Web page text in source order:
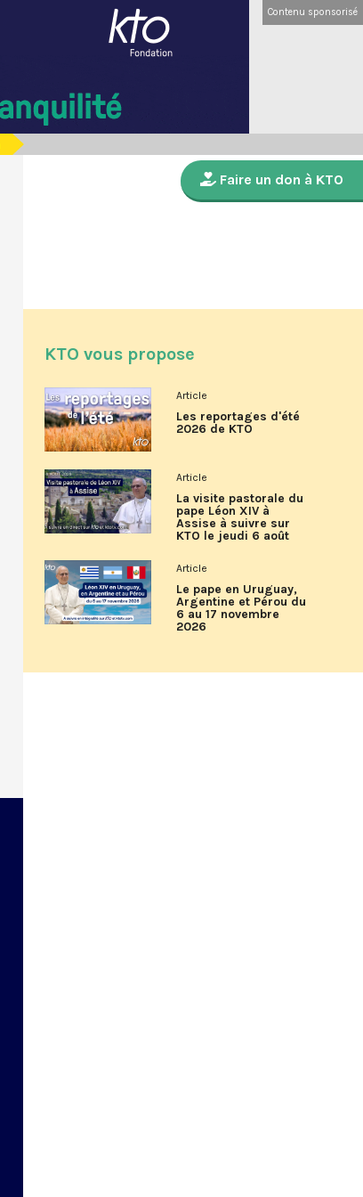
Contenu sponsorisé
Faire un don à KTO
KTO vous propose
Article
Les reportages d'été
2026 de KTO
Article
La visite pastorale du
pape Léon XIV à
Assise à suivre sur
KTO le jeudi 6 août
Article
Le pape en Uruguay,
Argentine et Pérou du
6 au 17 novembre
2026